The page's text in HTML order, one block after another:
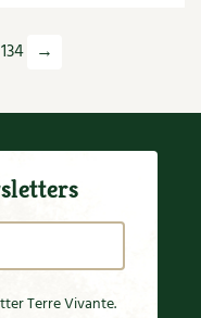
134 →
Terre Vivante.